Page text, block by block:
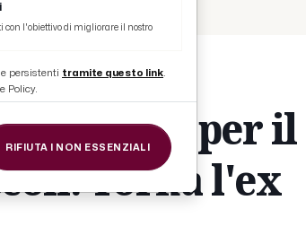
D'Alesio per il
Torna l'ex
l'obiettivo di migliorare il nostro
persistenti tramite questo link.
Policy.
RIFIUTA I NON ESSENZIALI